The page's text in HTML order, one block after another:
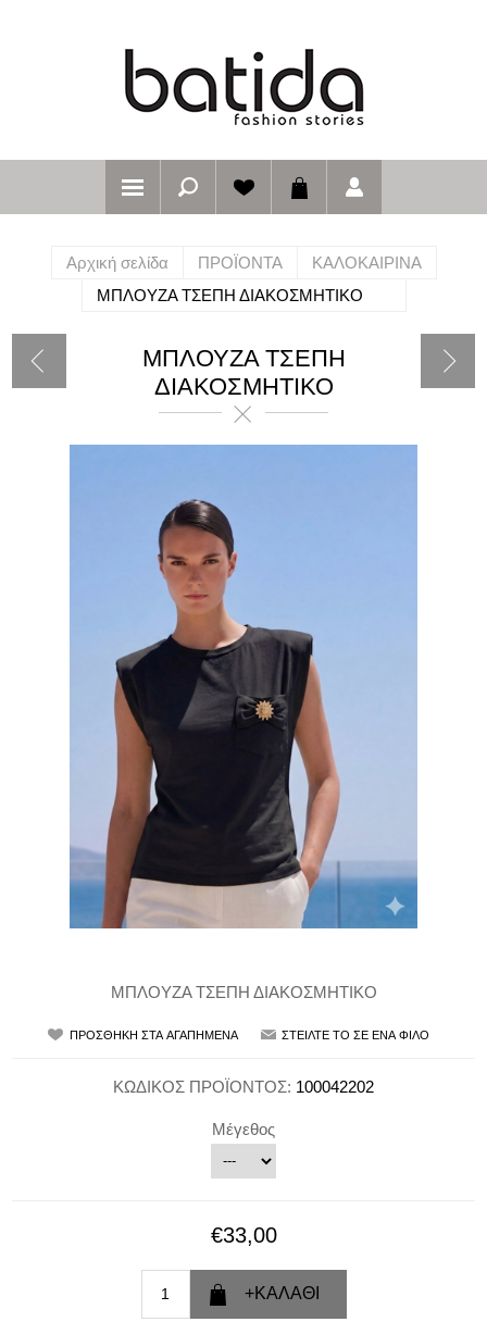
Αρχική σελίδα ΠΡΟΪΟΝΤΑ
ΚΑΛΟΚΑΙΡΙΝΑ
ΜΠΛΟΥΖΑ ΤΣΕΠΗ ΔΙΑΚΟΣΜΗΤΙΚΟ
ΜΠΛΟΥΖΑ ΤΣΕΠΗ
ΔΙΑΚΟΣΜΗΤΙΚΟ
ΜΠΛΟΥΖΑ ΤΣΕΠΗ ΔΙΑΚΟΣΜΗΤΙΚΟ
ΚΩΔΙΚΟΣ ΠΡΟΪΟΝΤΟΣ: 100042202
Μέγεθος
€33,00